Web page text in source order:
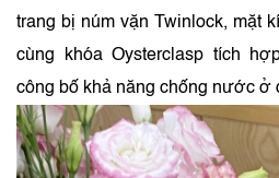
trang bị núm vặn Twinlock, mặt
cùng khóa Oysterclasp tích
công bố khả năng chống nước ở